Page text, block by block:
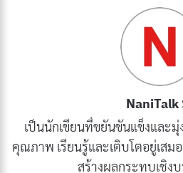
“เอสเปรสโซ” (Espresso) มาจา
“esprimere” แปลว่า “แสดงออ
ถึงวิธีการสกัดกาแฟแบบเร่งด่วน
สัญลักษณ์ของความทันสมัย เพราะ
เดียว ขณะที่กาแฟดริปปกติอาจใช้
ในช่วงทศวรรษ 1940 เครื่องเอ
driven) ถูกพัฒนาขึ้นโดย Achille
NaniTalk
เป็นนักเขียนที่ขยันขันแข็งและ
คุณภาพ เรียนรู้และเติบโตอยู่เสม
สร้างผลกระทบเชิง